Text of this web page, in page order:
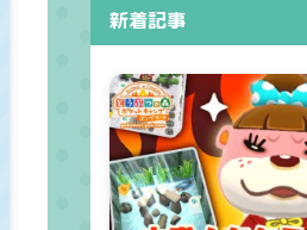
新着記事